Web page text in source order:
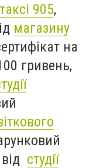
905,
магазину
на
гривень,
студії